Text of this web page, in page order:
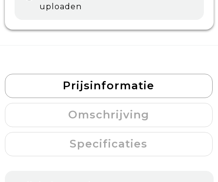
uploaden
Prijsinformatie
Omschrijving
Specificaties